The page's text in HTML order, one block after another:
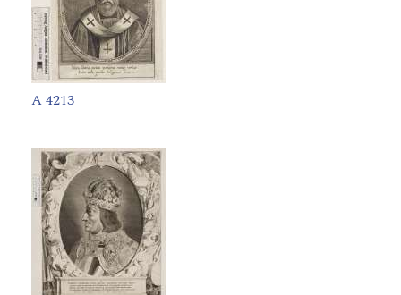
A 4213